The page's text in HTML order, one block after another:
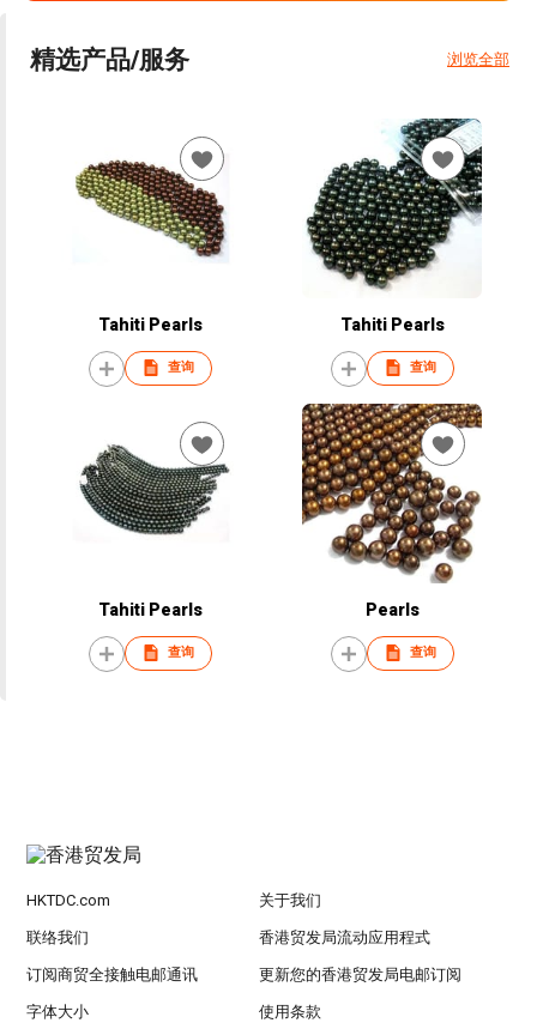
精选产品/服务 浏览全部
Tahiti Pearls
查询
Tahiti Pearls
查询
Tahiti Pearls
查询
Pearls
查询
HKTDC.com 关于我们
联络我们 香港贸发局流动应用程式
订阅商贸全接触电邮通讯 更新您的香港贸发局电邮订阅
字体大小 使用条款